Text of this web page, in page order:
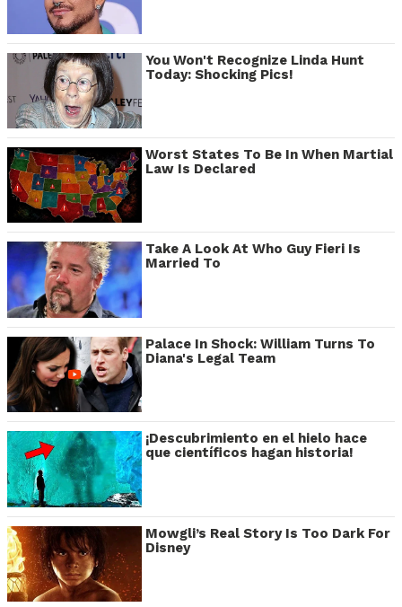
You Won't Recognize Linda Hunt
Today: Shocking Pics!
Worst States To Be In When Martial
Law Is Declared
Take A Look At Who Guy Fieri Is
Married To
Palace In Shock: William Turns To
Diana's Legal Team
¡Descubrimiento en el hielo hace
que científicos hagan historia!
Mowgli’s Real Story Is Too Dark For
Disney